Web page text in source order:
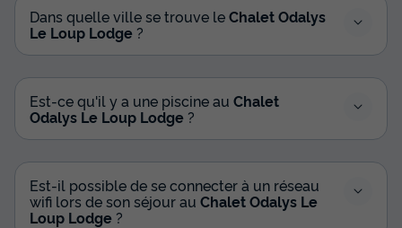
Dans quelle ville se trouve leChalet Odalys
Le Loup Lodge ?
Est-ce qu'il y a une piscine au Chalet
Odalys Le Loup Lodge ?
Est-il possible de se connecter à un réseau
wifi lors de son séjour au Chalet Odalys Le
Loup Lodge ?